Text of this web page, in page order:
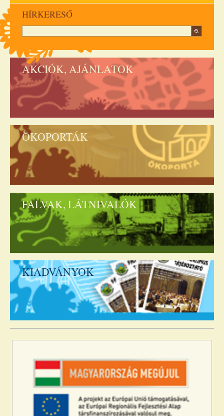
HÍRKERESŐ
AKCIÓK, AJÁNLATOK
ÖKOPORTÁK
FALVAK, LÁTNIVALÓK
KIADVÁNYOK